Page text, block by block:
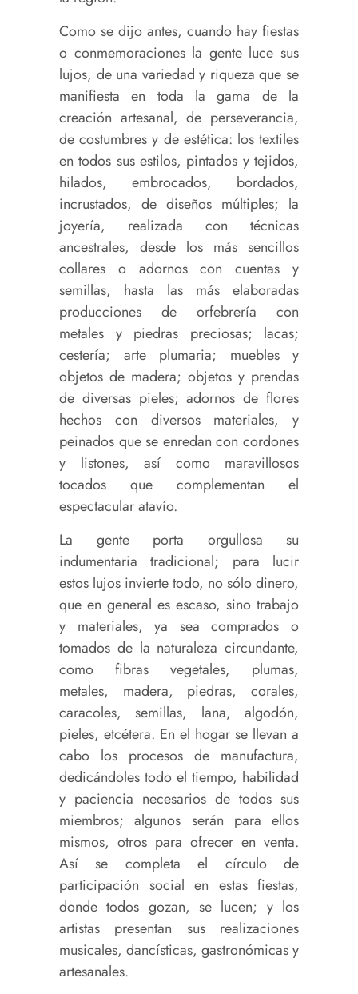
Como se dijo antes, cuando hay fiestas
o conmemoraciones la gente luce sus
lujos, de una variedad y riqueza que se
manifiesta en toda la gama de la
creación artesanal, de perseverancia,
de costumbres y de estética: los textiles
en todos sus estilos, pintados y tejidos,
hilados, embrocados, bordados,
incrustados, de diseños múltiples; la
joyería, realizada con técnicas
ancestrales, desde los más sencillos
collares o adornos con cuentas y
semillas, hasta las más elaboradas
producciones de orfebrería con
metales y piedras preciosas; lacas;
cestería; arte plumaria; muebles y
objetos de madera; objetos y prendas
de diversas pieles; adornos de flores
hechos con diversos materiales, y
peinados que se enredan con cordones
y listones, así como maravillosos
tocados que complementan el
espectacular atavío.
La gente porta orgullosa su
indumentaria tradicional; para lucir
estos lujos invierte todo, no sólo dinero,
que en general es escaso, sino trabajo
y materiales, ya sea comprados o
tomados de la naturaleza circundante,
como fibras vegetales, plumas,
metales, madera, piedras, corales,
caracoles, semillas, lana, algodón,
pieles, etcétera. En el hogar se llevan a
cabo los procesos de manufactura,
dedicándoles todo el tiempo, habilidad
y paciencia necesarios de todos sus
miembros; algunos serán para ellos
mismos, otros para ofrecer en venta.
Así se completa el círculo de
participación social en estas fiestas,
donde todos gozan, se lucen; y los
artistas presentan sus realizaciones
musicales, dancísticas, gastronómicas y
artesanales.